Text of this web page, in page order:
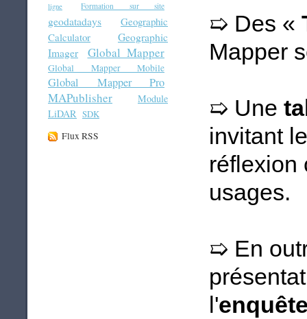
ligne
Formation sur site
geodatadays
Geographic
Calculator
Geographic
Imager
Global Mapper
Global Mapper Mobile
Global Mapper Pro
MAPublisher
Module
LiDAR SDK
Flux RSS
➯ Des «
Mapper
➯ Une
invitant
réflexion
usages.
➯ En
l'